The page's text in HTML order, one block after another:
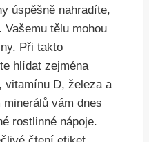
úspěšně nahradíte,
tělu mohou
Při takto
hlídat zejména
vitamínu D, železa a
vám dnes
rostlinné nápoje.